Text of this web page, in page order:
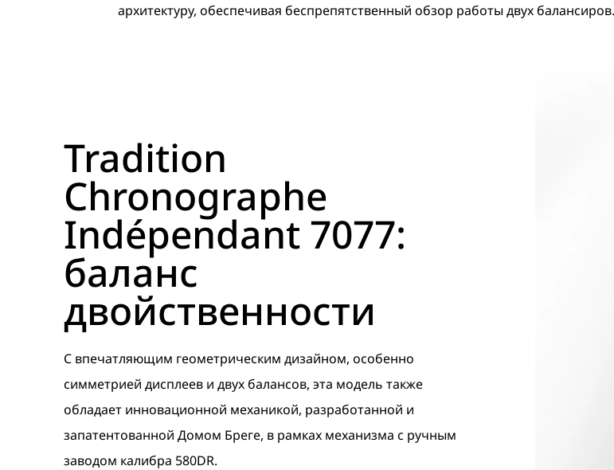
архитектуру, oбеспечивая беспрепятственный обзор работы двух
Tradition
Chronographe
Indépendant 7077:
баланс
двойственности
С впечатляющим геометрическим дизайном, особенно
симметрией дисплеев и двух балансов, эта модель также
обладает инновационной механикой, разработанной и
запатентованной Домом Бреге, в рамках механизма с ручным
заводом калибра 580DR.